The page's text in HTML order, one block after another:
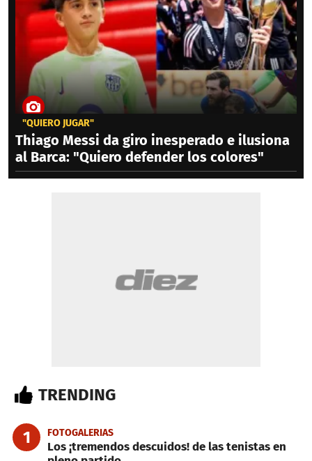
"QUIERO JUGAR"
Thiago Messi da giro inesperado e ilusiona
al Barca: "Quiero defender los colores"
TRENDING
1 FOTOGALERIAS
Los ¡tremendos descuidos! de las tenistas en